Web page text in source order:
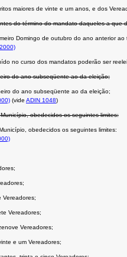
maiores de vinte e um anos, e dos
do término do mandato daqueles a
Domingo de outubro do ano anterior
no curso dos mandatos poderão ser
do ano subseqüente ao da eleição;
do ano subseqüente ao da eleição;
(vide ADIN 1048)
obedecidos os seguintes limites:
obedecidos os seguintes limites:
Vereadores;
Vereadores;
Vereadores;
e um Vereadores;